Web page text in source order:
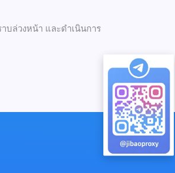
บล่วงหน้า และดำเนินการ